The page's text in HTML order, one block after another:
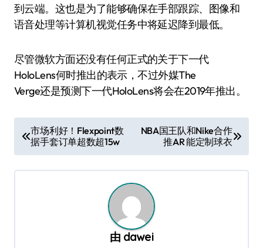
到云端。这也是为了能够确保在手部跟踪、图像和
语音处理等计算机视觉任务中将延迟降到最低。
尽管微软方面还没有任何正式的关于下一代
HoloLens何时推出的表示，不过外媒The
Verge还是预测下一代HoloLens将会在2019年推出。
章
导
市场利好！Flexpoint数
据手套订单超数超15w
NBA国王队和Nike合作
推AR 能定制球衣
由 dawei